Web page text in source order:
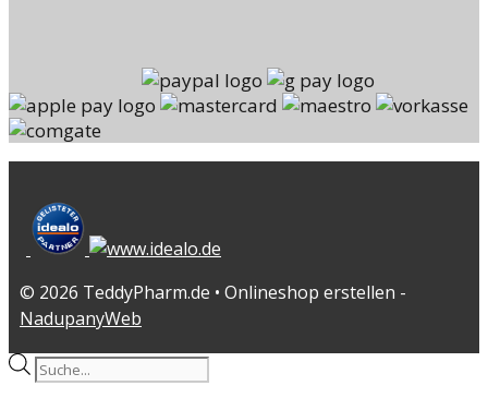
© 2026 TeddyPharm.de • Onlineshop erstellen -
NadupanyWeb
Products